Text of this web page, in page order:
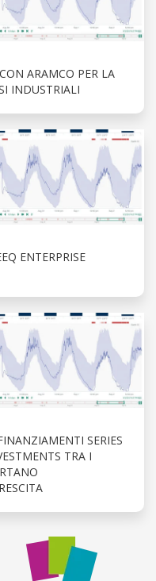
ARAMCO PER LA
INDUSTRIALI
ENTERPRISE
SERIES
TRA I